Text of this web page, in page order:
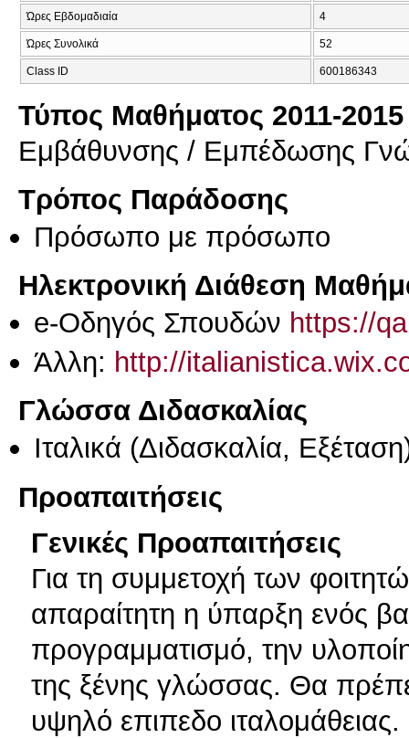
Ώρες Εβδομαδιαία 4
Ώρες Συνολικά 52
Class ID 600186343
Τύπος Μαθήματος 2011-2015
Εμβάθυνσης / Εμπέδωσης
Τρόπος Παράδοσης
Πρόσωπο με πρόσωπο
Ηλεκτρονική Διάθεση
e-Οδηγός Σπουδών https://
Άλλη: http://
Γλώσσα Διδασκαλίας
Ιταλικά (Διδασκαλία,
Προαπαιτήσεις
Γενικές Προαπαιτήσεις
Για τη συμμετοχή των
απαραίτητη η ύπαρξη ενός
προγραμματισμό, την
της ξένης γλώσσας. Θα
υψηλό επιπεδο